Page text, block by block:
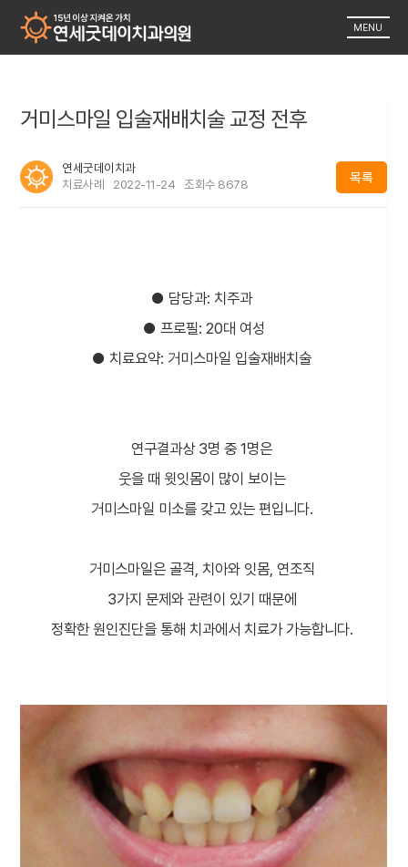
MENU
거미스마일 입술재배치술 교정 전후
연세굿데이치과
치료사례
2022-11-24 조회수 8678 목록
● 담당과: 치주과
● 프로필: 20대 여성
● 치료요약: 거미스마일 입술재배치술
연구결과상 3명 중 1명은
웃을 때 윗잇몸이 많이 보이는
거미스마일 미소를 갖고 있는 편입니다.
거미스마일은 골격, 치아와 잇몸, 연조직
3가지 문제와 관련이 있기 때문에
정확한 원인진단을 통해 치과에서 치료가 가능합니다.